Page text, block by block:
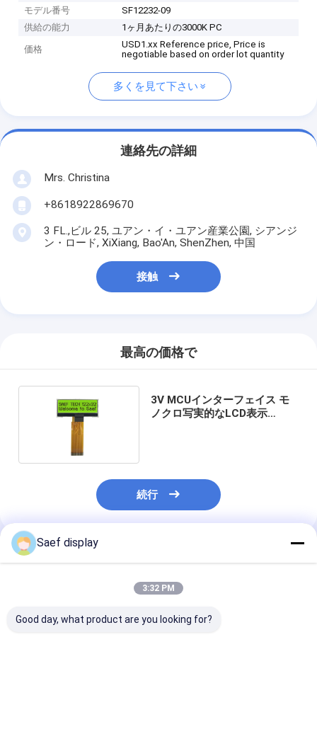
モデル番号
SF12232-09
供給の能力
1ヶ月あたりの3000K PC
価格
USD1.xx Reference price, Price is
negotiable based on order lot quantity
多くを見て下さい
連絡先の詳細
Mrs. Christina
+8618922869670
3 FL.,ビル 25, ユアン・イ・ユアン産業公園, シアンジ
ン・ロード, XiXiang, Bao'An, ShenZhen, 中国
接触
最高の価格で
3V MCUインターフェイス モ
ノクロ写実的なLCD表示
続行
推薦されたプロダクト
Saef display
3:32 PM
Good day, what product are you looking for?